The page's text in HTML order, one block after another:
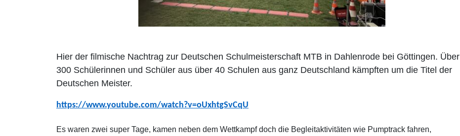
Hier der filmische Nachtrag zur Deutschen Schulmeisterschaft MTB in Dahlenrode bei Göttingen. Über
300 Schülerinnen und Schüler aus über 40 Schulen aus ganz Deutschland kämpften um die Titel der
Deutschen Meister.
https://www.youtube.com/watch?v=oUxhtgSvCqU
Es waren zwei super Tage, kamen neben dem Wettkampf doch die Begleitaktivitäten wie Pumptrack fahren,